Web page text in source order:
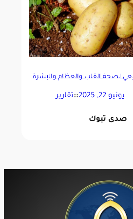
لصحة القلب والعظام والبشرة
يونيو 22, 2025 ::تقارير
صدى تبوك